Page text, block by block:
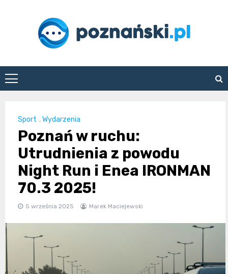
poznanski.pl
Sport ,Wydarzenia
Poznań w ruchu:
Utrudnienia z powodu
Night Run i Enea IRONMAN
70.3 2025!
5 września 2025 Marek Maciejewski